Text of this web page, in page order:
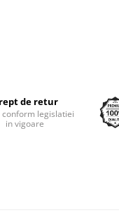
de retur
conform legislatiei
in vigoare